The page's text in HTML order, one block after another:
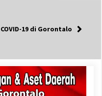
19 di Gorontalo